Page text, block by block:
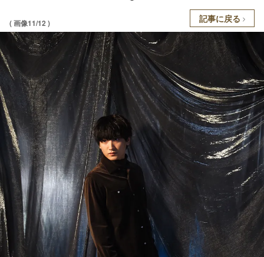
( 画像11/12 ) 記事に戻る